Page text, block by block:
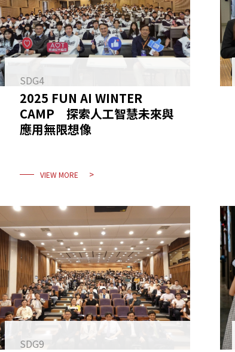
SDG4
2025 FUN AI WINTER
CAMP 探索人工智慧未來與
應用無限想像
VIEW MORE
SDG9